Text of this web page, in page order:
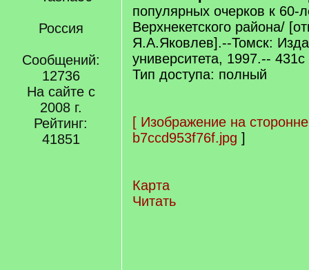
Россия
Сообщений:
12736
На сайте с
2008 г.
Рейтинг:
41851
популярных очерков к 60-
Верхнекетского района/
Я.А.Яковлев].--Томск:
университета, 1997.--
Тип доступа: полный
[ Изображение на
b7ccd953f76f.jpg ]
Карта
Читать